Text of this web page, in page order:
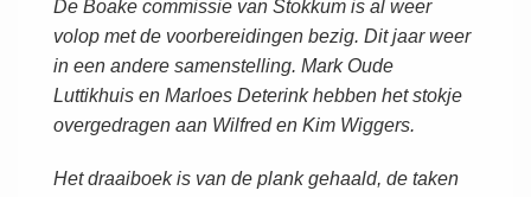
De Boake commissie van Stokkum is al weer
volop met de voorbereidingen bezig. Dit jaar weer
in een andere samenstelling. Mark Oude
Luttikhuis en Marloes Deterink hebben het stokje
overgedragen aan Wilfred en Kim Wiggers.
Het draaiboek is van de plank gehaald, de taken